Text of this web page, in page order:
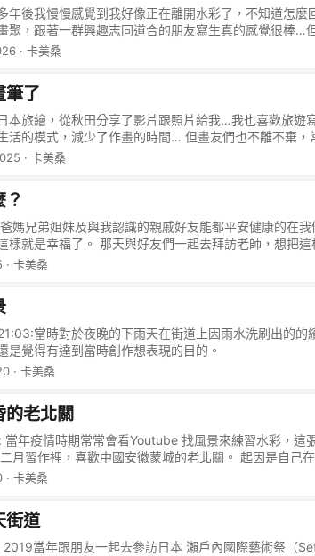
年後我慢慢感覺到我好像正在離開水彩了，不知道怎
聚，跟著一群興趣志同道合的朋友寫生真的感覺很棒…
想說到任何地方去一定要隨身帶著寫生工具，一定要
想法：反而想用身體與心觀察當下的環境而不是一直在
像不喜歡創作了… 到目前為止我無法了解為什麼我的心
在我卻不太確定了…當然如果有想法也是會想紀錄與創
了幾張作品，我最喜歡的這一張是畫友們在下午的冬
景色，逆光景大概是一種糖衣毒藥，畢竟是澳洲畫派約
年前也曾經臨摹大師那樣的手法到最後卻生厭…但是現
· 卡美桑
筆了
本旅繪，從秋田分享了影片跟照片給我…我也喜歡旅遊
活的模式，減少了作畫的時間… 但畫友們也不離不棄，
樣其實就很開心幸福了。 畫面朋友說很可愛，我覺得
· 卡美桑
媽兄弟姐妹及與我認識的親戚好友能都平安健康的在
樣就是幸福了。 那天與好友們一起去拜訪老師，想把
這是以前在臉書上的貼文，現在覺得喜歡以及較有印象
感會是什麼感覺？就是大概樣吧。
· 卡美桑
當時對於夜晚的下雨天在街道上因雨水洗刷出的的
是覺得有達到當時創作想表現的目的。
· 卡美桑
的老北關
年疫情時期常常會看Youtube 找風景來練習水彩，這
月習作裡，喜歡中國安徽蒙城的老北關。 起因是自己
後無法返回工作崗位，無聊之餘便在自家附近的老街閒
錄下來。 安徽蒙城老北关 他解釋因為疫情關係工廠無
不天空常常是灰濛濛的一片，路上也總是繁忙的通勤人
惋惜。 人們一直要物質更加繁榮進步，提升生產力，
· 卡美桑
街道
當年跟朋友一起去參訪日本 瀨戶內國際藝術祭（